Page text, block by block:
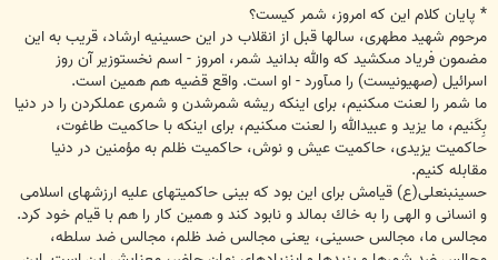
* پايان كلام اين كه امروز، شمر كيست؟
مرحوم شهيد مطهرى، سالها قبل از انقلاب در اين حسينيه ارشاد، قريب به اين
مضمون فرياد مى‏كشيد كه والله بدانيد شمر، امروز - اسم نخست‏وزير آن روز
اسرائيل (صهيونيست) را مى‏آورد - او است. واقع قضيه هم همين است.
ما شمر را لعنت مى‏كنيم، براى اين‏كه ريشه شمرشدن و شمرى عمل‏كردن را در دنيا
بِكَنيم، ما يزيد و عبيدالله را لعنت مى‏كنيم، براى اين‏كه با حاكميت طاغوت،
حاكميت يزيدى، حاكميت عيش و نوش، حاكميت ظلم به مؤمنين در دنيا
مقابله كنيم.
حسين‏بن‏على(ع) قيامش براى اين بود كه بينى حاكميتهاى عليه ارزشهاى اسلامى
و انسانى و الهى را به خاك بمالد و نابود كند و همين كار را هم با قيام خود كرد.
مجالس ما، مجالس حسينى، يعنى مجالس ضد ظلم، مجالس ضد سلطه،